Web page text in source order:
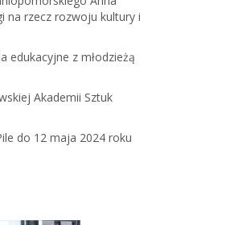
na rzecz rozwoju kultury i
edukacyjne z młodzieżą
Akademii Sztuk
do 12 maja 2024 roku